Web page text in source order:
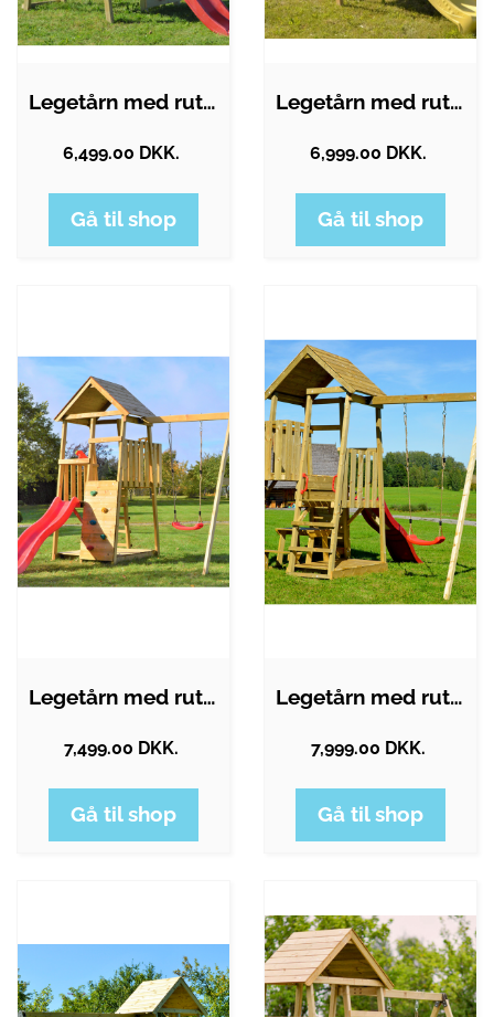
Legetårn med rutsjebane i fyrretræ H270…
6,499.00 DKK.
Gå til shop
Legetårn med rutsjebane i fyrretræ H270…
6,999.00 DKK.
Gå til shop
Legetårn med rutsjebane og gynge i…
7,499.00 DKK.
Gå til shop
Legetårn med rutsjebane og gynge i…
7,999.00 DKK.
Gå til shop